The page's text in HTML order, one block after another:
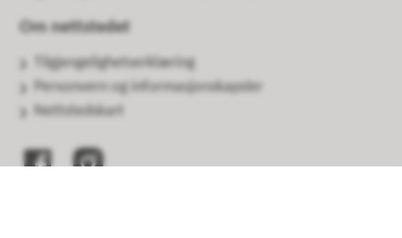
Om nettstedet
Tilgjengelighetserklæring
Personvern og informasjonskapsler
Nettstedskart